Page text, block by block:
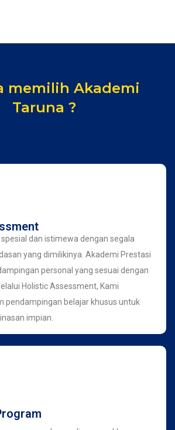
memilih Akademi
Taruna ?
dan istimewa dengan segala
yang dimilikinya. Akademi Prestasi
personal yang sesuai dengan
Holistic Assessment, Kami
pendampingan belajar khusus untuk
impian.